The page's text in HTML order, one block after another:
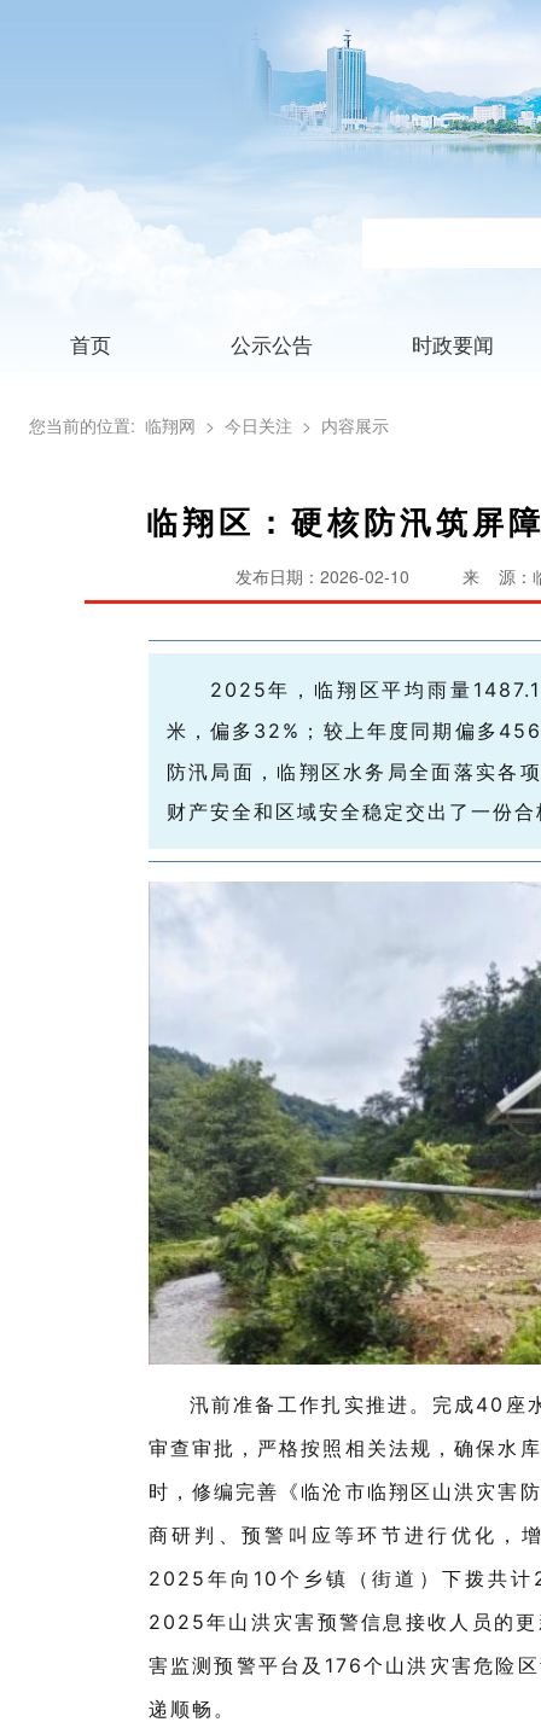
首页 公示公告 时政要闻
您当前的位置: 临翔网 > 今日关注 > 内容展示
临翔区：硬核防汛筑屏
发布日期：2026-02-10 来 源：
2025年，临翔区平均雨量 1487.1
米，偏多 32% ；较上年度同期偏多
防汛局面，临翔区水务局全面落实各
财产安全和区域安全稳定交出了一份
汛前准备工作扎实推进。完成40 座
审查审批，严格按照相关法规，确保水
时，修编完善《临沧市临翔区山洪灾害
商研判、预警叫应等环节进行优化，
2025 年向 10 个乡镇（街道）下拨共计
2025年山洪灾害预警信息接收人员的
害监测预警平台及 176个山洪灾害危险
递顺畅。